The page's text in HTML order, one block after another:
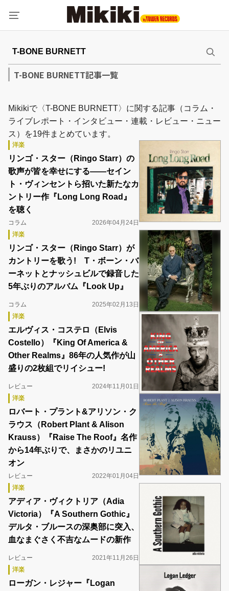
T-BONE BURNETT記事一覧
Mikikiで〈T-BONE BURNETT〉に関する記事（コラム・
ライブレポート・インタビュー・連載・レビュー・ニュー
ス）を19件まとめています。
洋楽
リンゴ・スター（Ringo Starr）の
歌声が皆を幸せにする――セイン
ト・ヴィンセントら招いた新たなカ
ントリー作『Long Long Road』
を聴く
コラム
2026年04月24日
洋楽
リンゴ・スター（Ringo Starr）が
カントリーを歌う! T・ボーン・バ
ーネットとナッシュビルで録音した
5年ぶりのアルバム『Look Up』
コラム
2025年02月13日
洋楽
エルヴィス・コステロ（Elvis
Costello）『King Of America &
Other Realms』86年の人気作が山
盛りの2枚組でリイシュー!
レビュー
2024年11月01日
洋楽
ロバート・プラント&アリソン・ク
ラウス（Robert Plant & Alison
Krauss）『Raise The Roof』名作
から14年ぶりで、まさかのリユニ
オン
レビュー
2022年01月04日
洋楽
アディア・ヴィクトリア（Adia
Victoria）『A Southern Gothic』
デルタ・ブルースの深奥部に突入、
血なまぐさく不吉なムードの新作
レビュー
2021年11月26日
洋楽
ローガン・レジャー『Logan